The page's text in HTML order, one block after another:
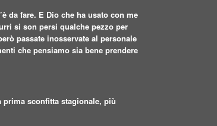
da fare. E Dio che ha usato con me
si son persi qualche pezzo per
passate inosservate al personale
che pensiamo sia bene prendere
sconfitta stagionale, più